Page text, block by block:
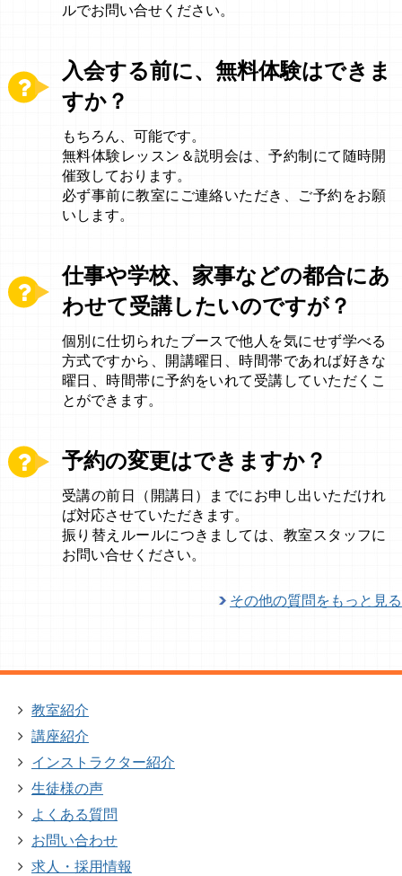
ルでお問い合せください。
入会する前に、無料体験はできま
すか？
もちろん、可能です。
無料体験レッスン＆説明会は、予約制にて随時開
催致しております。
必ず事前に教室にご連絡いただき、ご予約をお願
いします。
仕事や学校、家事などの都合にあ
わせて受講したいのですが？
個別に仕切られたブースで他人を気にせず学べる
方式ですから、開講曜日、時間帯であれば好きな
曜日、時間帯に予約をいれて受講していただくこ
とができます。
予約の変更はできますか？
受講の前日（開講日）までにお申し出いただけれ
ば対応させていただきます。
振り替えルールにつきましては、教室スタッフに
お問い合せください。
その他の質問をもっと見る
教室紹介
講座紹介
インストラクター紹介
生徒様の声
よくある質問
お問い合わせ
求人・採用情報